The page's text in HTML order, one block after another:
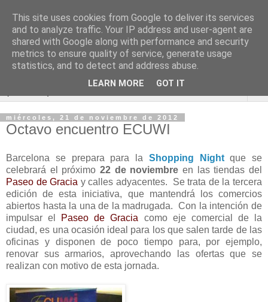
Blog de Economía y
Derecho
miércoles, 21 de noviembre de 2012
Octavo encuentro ECUWI
Barcelona se prepara para la Shopping Nightque se
celebrará el próximo 22 de noviembre en las tiendas del
Paseo de Gracia y calles adyacentes. Se trata de la tercera
edición de esta iniciativa, que mantendrá los comercios
abiertos hasta la una de la madrugada. Con la intención de
impulsar el
Paseo de Gracia como eje comercial de la
ciudad, es una ocasión ideal para los que salen tarde de las
oficinas y disponen de poco tiempo para, por ejemplo,
renovar sus armarios, aprovechando las ofertas que se
realizan con motivo de esta jornada.
This site uses cookies from Google to deliver its services
and to analyze traffic. Your IP address and user-agent are
shared with Google along with performance and security
metrics to ensure quality of service, generate usage
statistics, and to detect and address abuse.
LEARN MORE GOT IT